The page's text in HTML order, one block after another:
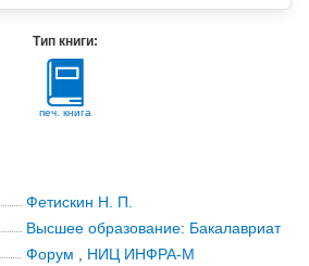
Тип книги:
печ. книга
Фетискин Н. П.
Высшее образование: Бакалавриат
Форум
НИЦ ИНФРА-М